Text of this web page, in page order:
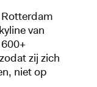
van
zij zich
niet op